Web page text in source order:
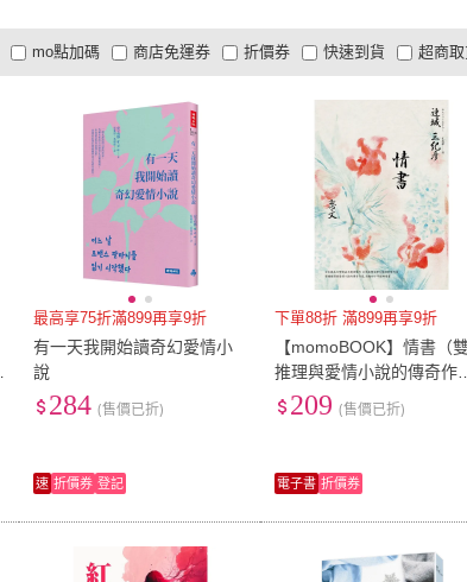
暖暖書屋(2) 蔚藍文化(1)
春光(3) 要有光(3)
櫻桃園文化 ( 1
) 3)
財經錢線文化 (1) 5)
台灣角川(1) 秀威資訊(3)
暖暖書屋(2) 蔚藍文化(1)
春光 (
櫻桃園文化(1 普天 (2)
東佑 15) 尖端出版(3
財經錢線文化 新月文化(5)
折價券
有影片
商品有量 電
mo點加碼 快速到貨 超商取
大家電安心配
大家電快配
定期配/分次配
商店免運券
貨到付款 超商付款
5
及以上
最高享75折滿899再享9折
有一天我開始讀奇幻愛情小
說
284 (售價已折)
速 折價券 登記
下單88折 滿899再享9折
【momoBOOK】情書（
推理與愛情小說的傳奇作
家，感動四十週年經典紀念
版）(電子書)
209 (售價已折)
電子書 折價券